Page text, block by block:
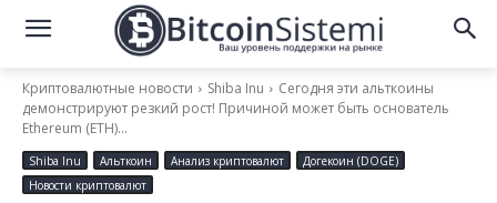
Криптовалютные новости Shiba Inu
Сегодня эти альткоины
демонстрируют резкий рост! Причиной может быть основатель
Ethereum (ETH)...
Shiba Inu Альткоин Анализ криптовалют
Догекоин (DOGE)
Новости криптовалют